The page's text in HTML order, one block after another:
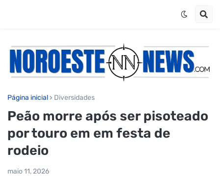
Página inicial Diversidades
Peão morre após ser pisoteado
por touro em em festa de
rodeio
maio 11, 2026